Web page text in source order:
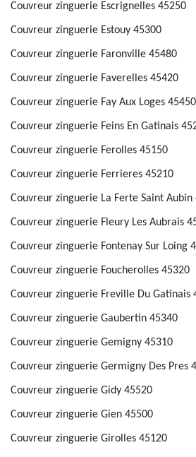
Couvreur zinguerie Escrignelles 45250
Couvreur zinguerie Estouy 45300
Couvreur zinguerie Faronville 45480
Couvreur zinguerie Faverelles 45420
Couvreur zinguerie Fay Aux Loges 45450
Couvreur zinguerie Feins En Gatinais
Couvreur zinguerie Ferolles 45150
Couvreur zinguerie Ferrieres 45210
Couvreur zinguerie La Ferte Saint Aubin
Couvreur zinguerie Fleury Les Aubrais
Couvreur zinguerie Fontenay Sur Loing
Couvreur zinguerie Foucherolles 45320
Couvreur zinguerie Freville Du Gatinais
Couvreur zinguerie Gaubertin 45340
Couvreur zinguerie Gemigny 45310
Couvreur zinguerie Germigny Des Pres
Couvreur zinguerie Gidy 45520
Couvreur zinguerie Gien 45500
Couvreur zinguerie Girolles 45120